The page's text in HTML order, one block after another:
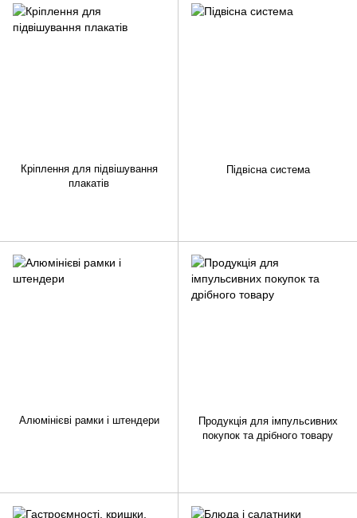
Кріплення для підвішування
плакатів
Підвісна система
Алюмінієві рамки і штендери
Продукція для імпульсивних
покупок та дрібного товару